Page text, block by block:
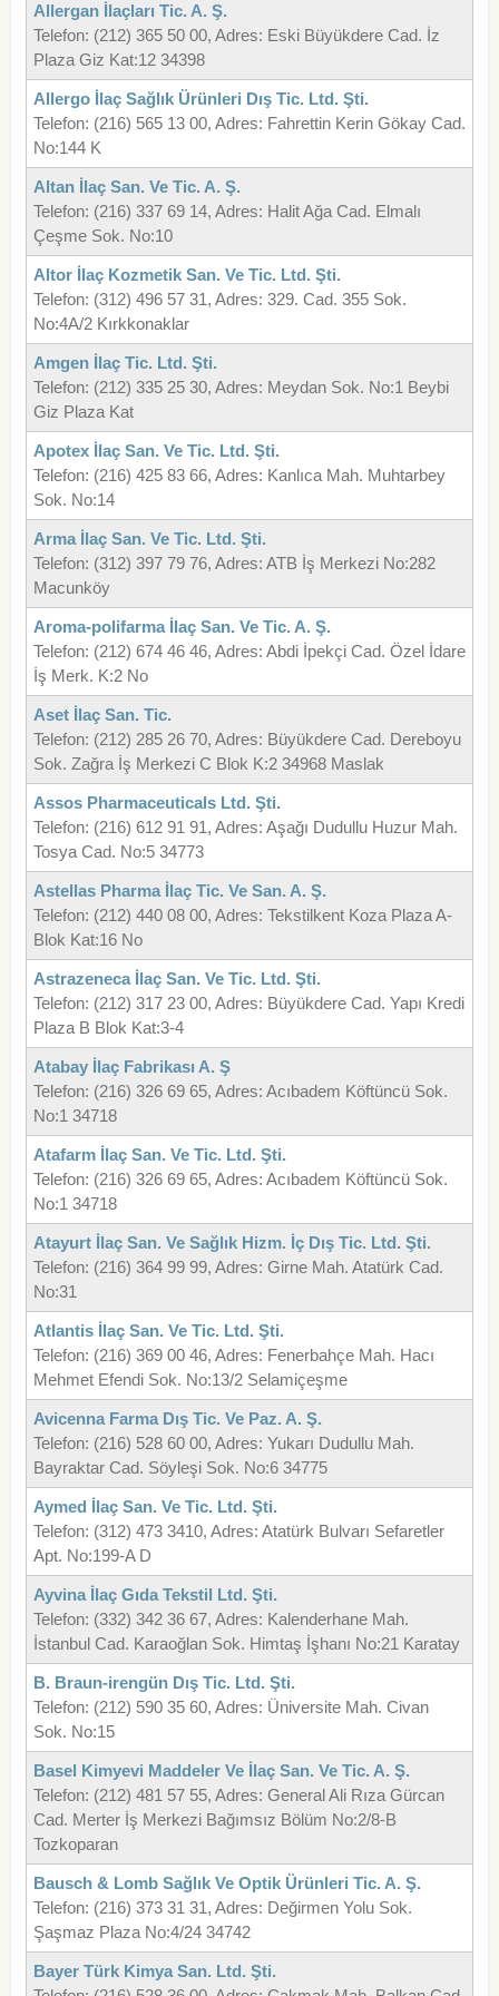
Allergan İlaçları Tic. A. Ş.
Telefon: (212) 365 50 00, Adres: Eski Büyükdere Cad. İz
Plaza Giz Kat:12 34398
Allergo İlaç Sağlık Ürünleri Dış Tic. Ltd. Şti.
Telefon: (216) 565 13 00, Adres: Fahrettin Kerin Gökay Cad.
No:144 K
Altan İlaç San. Ve Tic. A. Ş.
Telefon: (216) 337 69 14, Adres: Halit Ağa Cad. Elmalı
Çeşme Sok. No:10
Altor İlaç Kozmetik San. Ve Tic. Ltd. Şti.
Telefon: (312) 496 57 31, Adres: 329. Cad. 355 Sok.
No:4A/2 Kırkkonaklar
Amgen İlaç Tic. Ltd. Şti.
Telefon: (212) 335 25 30, Adres: Meydan Sok. No:1 Beybi
Giz Plaza Kat
Apotex İlaç San. Ve Tic. Ltd. Şti.
Telefon: (216) 425 83 66, Adres: Kanlıca Mah. Muhtarbey
Sok. No:14
Arma İlaç San. Ve Tic. Ltd. Şti.
Telefon: (312) 397 79 76, Adres: ATB İş Merkezi No:282
Macunköy
Aroma-polifarma İlaç San. Ve Tic. A. Ş.
Telefon: (212) 674 46 46, Adres: Abdi İpekçi Cad. Özel İdare
İş Merk. K:2 No
Aset İlaç San. Tic.
Telefon: (212) 285 26 70, Adres: Büyükdere Cad. Dereboyu
Sok. Zağra İş Merkezi C Blok K:2 34968 Maslak
Assos Pharmaceuticals Ltd. Şti.
Telefon: (216) 612 91 91, Adres: Aşağı Dudullu Huzur Mah.
Tosya Cad. No:5 34773
Astellas Pharma İlaç Tic. Ve San. A. Ş.
Telefon: (212) 440 08 00, Adres: Tekstilkent Koza Plaza A-
Blok Kat:16 No
Astrazeneca İlaç San. Ve Tic. Ltd. Şti.
Telefon: (212) 317 23 00, Adres: Büyükdere Cad. Yapı Kredi
Plaza B Blok Kat:3-4
Atabay İlaç Fabrikası A. Ş
Telefon: (216) 326 69 65, Adres: Acıbadem Köftüncü Sok.
No:1 34718
Atafarm İlaç San. Ve Tic. Ltd. Şti.
Telefon: (216) 326 69 65, Adres: Acıbadem Köftüncü Sok.
No:1 34718
Atayurt İlaç San. Ve Sağlık Hizm. İç Dış Tic. Ltd. Şti.
Telefon: (216) 364 99 99, Adres: Girne Mah. Atatürk Cad.
No:31
Atlantis İlaç San. Ve Tic. Ltd. Şti.
Telefon: (216) 369 00 46, Adres: Fenerbahçe Mah. Hacı
Mehmet Efendi Sok. No:13/2 Selamiçeşme
Avicenna Farma Dış Tic. Ve Paz. A. Ş.
Telefon: (216) 528 60 00, Adres: Yukarı Dudullu Mah.
Bayraktar Cad. Söyleşi Sok. No:6 34775
Aymed İlaç San. Ve Tic. Ltd. Şti.
Telefon: (312) 473 3410, Adres: Atatürk Bulvarı Sefaretler
Apt. No:199-A D
Ayvina İlaç Gıda Tekstil Ltd. Şti.
Telefon: (332) 342 36 67, Adres: Kalenderhane Mah.
İstanbul Cad. Karaoğlan Sok. Himtaş İşhanı No:21 Karatay
B. Braun-irengün Dış Tic. Ltd. Şti.
Telefon: (212) 590 35 60, Adres: Üniversite Mah. Civan
Sok. No:15
Basel Kimyevi Maddeler Ve İlaç San. Ve Tic. A. Ş.
Telefon: (212) 481 57 55, Adres: General Ali Rıza Gürcan
Cad. Merter İş Merkezi Bağımsız Bölüm No:2/8-B
Tozkoparan
Bausch & Lomb Sağlık Ve Optik Ürünleri Tic. A. Ş.
Telefon: (216) 373 31 31, Adres: Değirmen Yolu Sok.
Şaşmaz Plaza No:4/24 34742
Bayer Türk Kimya San. Ltd. Şti.